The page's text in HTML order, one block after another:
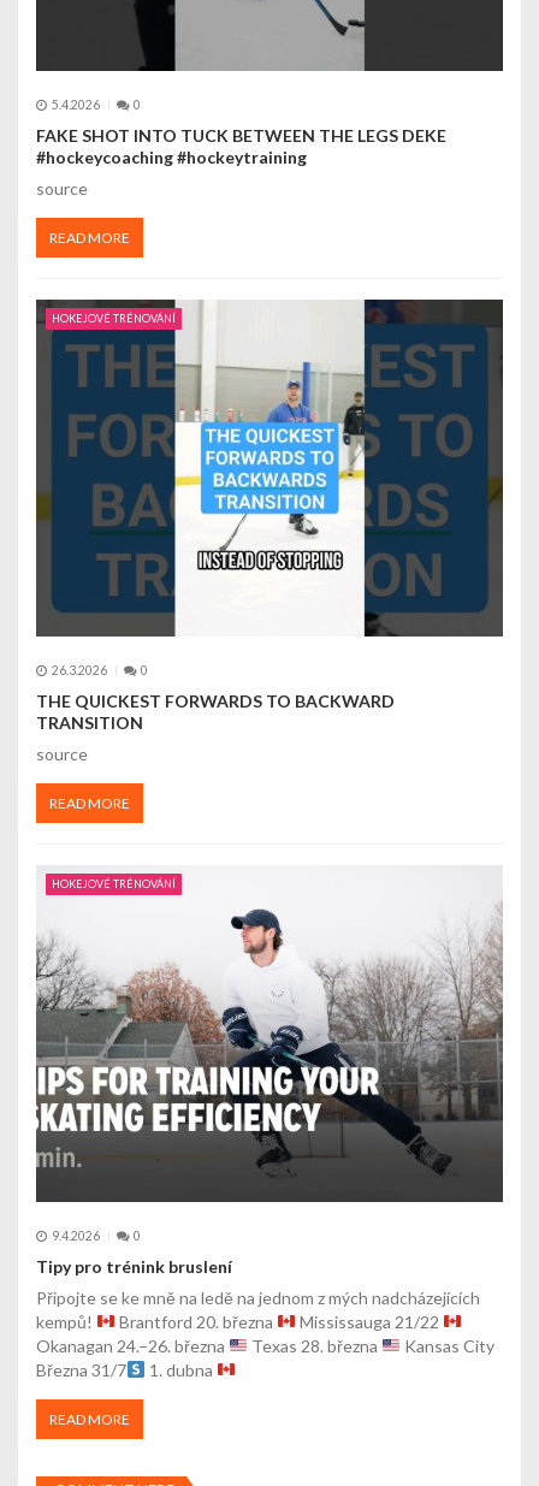
p
ě
v
k
5.4.2026 0
FAKE SHOT INTO TUCK BETWEEN THE LEGS DEKE
#hockeycoaching #hockeytraining
source
READ MORE
HOKEJOVÉ TRÉNOVÁNÍ
26.3.2026 0
THE QUICKEST FORWARDS TO BACKWARD
TRANSITION
source
READ MORE
HOKEJOVÉ TRÉNOVÁNÍ
9.4.2026 0
Tipy pro trénink bruslení
Připojte se ke mně na ledě na jednom z mých nadcházejících
kempů!
Brantford 20. března
Mississauga 21/22
Okanagan 24.–26. března
Texas 28. března
Kansas City
Března 31/7
1. dubna
READ MORE